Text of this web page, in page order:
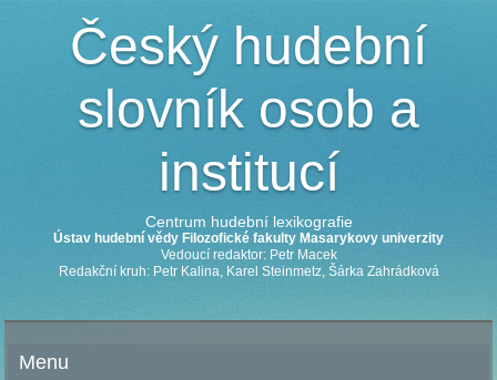
Český hudební
slovník osob a
institucí
Centrum hudební lexikografie
Ústav hudební vědy Filozofické fakulty Masarykovy univerzity
Vedoucí redaktor: Petr Macek
Redakční kruh: Petr Kalina, Karel Steinmetz, Šárka Zahrádková
Menu